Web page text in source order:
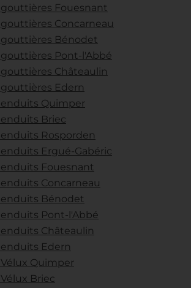
Fouesnant
Concarneau
Bénodet
Pont-l'Abbé
Châteaulin
Edern
Quimper
Briec
Rosporden
Ergué-Gabéric
Fouesnant
Concarneau
Bénodet
Pont-l'Abbé
Châteaulin
Edern
Quimper
Briec